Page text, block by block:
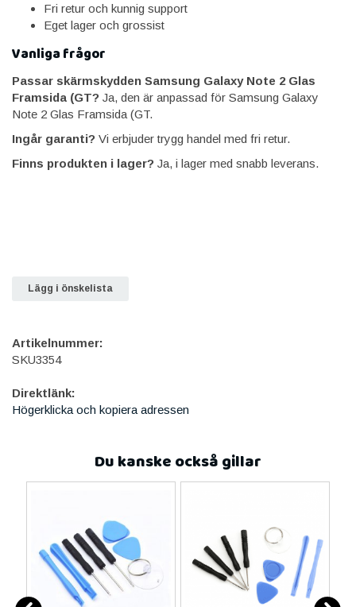
Fri retur och kunnig support
Eget lager och grossist
Vanliga frågor
Passar skärmskydden Samsung Galaxy Note 2 Glas
Framsida (GT? Ja, den är anpassad för Samsung Galaxy
Note 2 Glas Framsida (GT.
Ingår garanti? Vi erbjuder trygg handel med fri retur.
Finns produkten i lager? Ja, i lager med snabb leverans.
Lägg i önskelista
Artikelnummer:
SKU3354
Direktlänk:
Högerklicka och kopiera adressen
Du kanske också gillar